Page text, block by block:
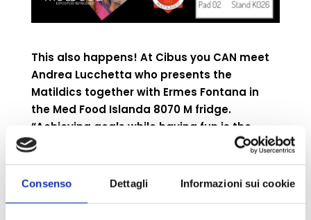
Consenso Dettagli Informazioni sui cookie
This also happens! At Cibus you CAN meet
Andrea Lucchetta who presents the
Matildics together with Ermes Fontana in
the Med Food Islanda 8070 M fridge.
“Achieving goals while having fun is the
basis!”